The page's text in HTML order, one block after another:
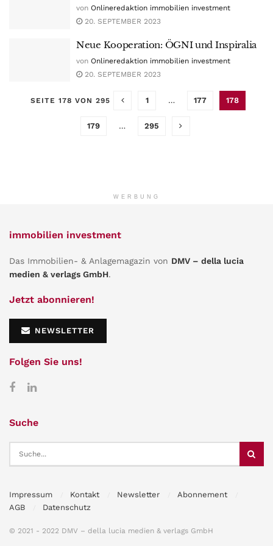
von Onlineredaktion immobilien investment
20. SEPTEMBER 2023
Neue Kooperation: ÖGNI und Inspiralia
von Onlineredaktion immobilien investment
20. SEPTEMBER 2023
SEITE 178 VON 295 1 … 177 178
179 … 295
WERBUNG
immobilien investment
Das Immobilien- & Anlagemagazin von DMV – della lucia
medien & verlags GmbH.
Jetzt abonnieren!
NEWSLETTER
Folgen Sie uns!
Suche
Impressum Kontakt Newsletter
Abonnement
AGB
Datenschutz
© 2021 - 2022 DMV – della lucia medien & verlags GmbH